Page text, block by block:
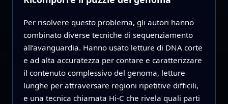
Per risolvere questo problema, gli autori hanno
combinato diverse tecniche di sequenziamento
all’avanguardia. Hanno usato letture di DNA corte
e ad alta accuratezza per contare e caratterizzare
il contenuto complessivo del genoma, letture
lunghe per attraversare regioni ripetitive difficili,
e una tecnica chiamata Hi-C che rivela quali parti